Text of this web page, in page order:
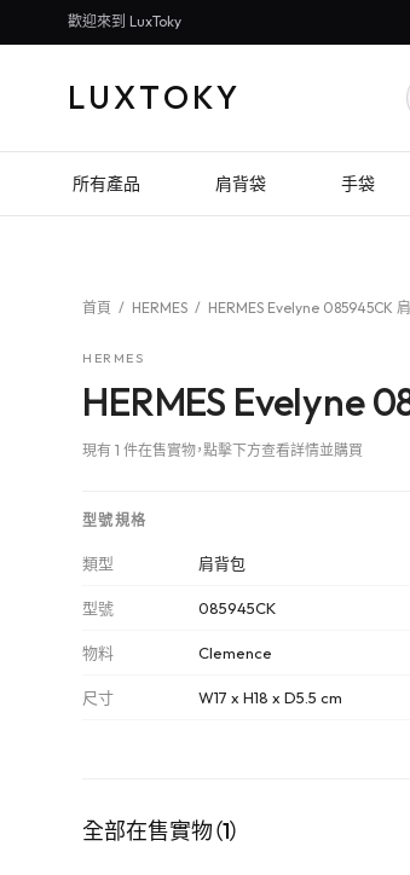
歡迎來到 LuxToky
LUXTOKY
所有產品 肩背袋 手袋
首頁 / HERMES / HERMES Evelyne 085945CK
HERMES
HERMES Evelyne
現有 1 件在售實物，點擊下方查看詳情並購買
型號規格
類型 肩背包
型號 085945CK
物料 Clemence
尺寸 W17 x H18 x D5.5 cm
全部在售實物（1）